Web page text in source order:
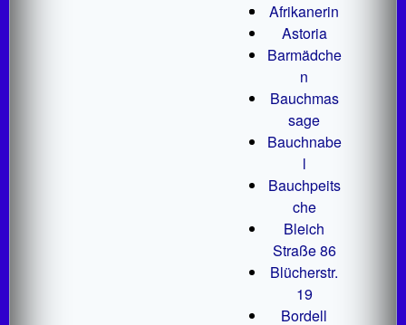
Afrikanerin
Astoria
Barmädche
n
Bauchmas
sage
Bauchnabe
l
Bauchpeits
che
Bleich
Straße 86
Blücherstr.
19
Bordell